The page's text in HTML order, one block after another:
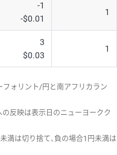
-1
-$0.01
1
3
$0.03
1
フォリント/円と南アフリカラン
反映は表示日のニューヨークク
満は切り捨て、負の場合1円未満は